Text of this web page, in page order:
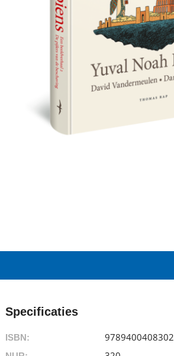
Specificaties
ISBN: 9789400408302